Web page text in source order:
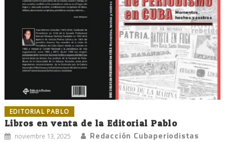
EDITORIAL PABLO
Libros en venta de la Editorial Pablo
noviembre 13, 2025 Redacción Cubaperiodistas